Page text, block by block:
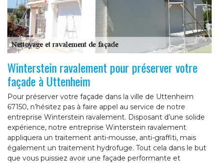
Winterstein ravalement pour préserver votre
façade à Uttenheim
Pour préserver votre façade dans la ville de Uttenheim
67150, n’hésitez pas à faire appel au service de notre
entreprise Winterstein ravalement. Disposant d’une solide
expérience, notre entreprise Winterstein ravalement
appliquera un traitement anti-mousse, anti-graffiti, mais
également un traitement hydrofuge. Tout cela dans le but
que vous puissiez avoir une façade performante et